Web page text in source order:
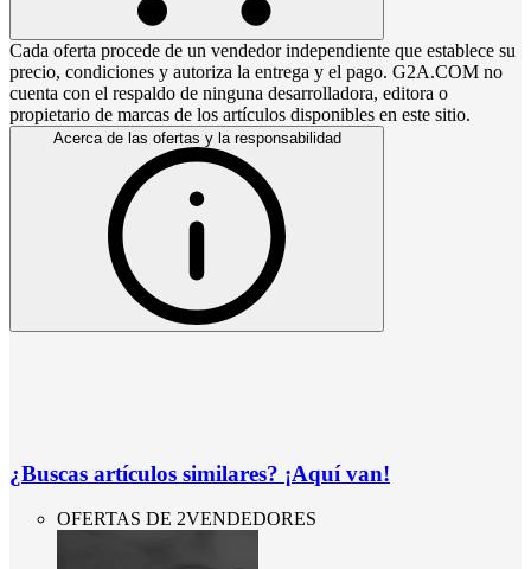
Cada oferta procede de un vendedor independiente que establece su
precio, condiciones y autoriza la entrega y el pago. G2A.COM no
cuenta con el respaldo de ninguna desarrolladora, editora o
propietario de marcas de los artículos disponibles en este sitio.
Acerca de las ofertas y la responsabilidad
¿Buscas artículos similares? ¡Aquí van!
OFERTAS DE 2VENDEDORES